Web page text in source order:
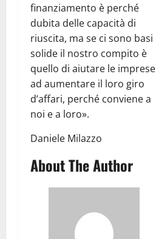
finanziamento è perché
dubita delle capacità di
riuscita, ma se ci sono basi
solide il nostro compito è
quello di aiutare le imprese
ad aumentare il loro giro
d’affari, perché conviene a
noi e a loro».
Daniele Milazzo
About The Author